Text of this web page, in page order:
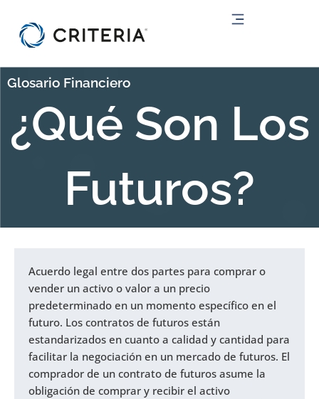
contenido
Glosario Financiero
¿Qué Son Los
Futuros?
Acuerdo legal entre dos partes para comprar o
vender un activo o valor a un precio
predeterminado en un momento específico en el
futuro. Los contratos de futuros están
estandarizados en cuanto a calidad y cantidad para
facilitar la negociación en un mercado de futuros. El
comprador de un contrato de futuros asume la
obligación de comprar y recibir el activo